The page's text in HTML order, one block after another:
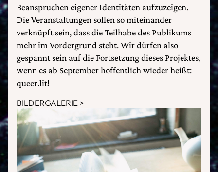
Beanspruchen eigener Identitäten aufzuzeigen.
Die Veranstaltungen sollen so miteinander
verknüpft sein, dass die Teilhabe des Publikums
mehr im Vordergrund steht. Wir dürfen also
gespannt sein auf die Fortsetzung dieses Projektes,
wenn es ab September hoffentlich wieder heißt:
queer.lit!
BILDERGALERIE